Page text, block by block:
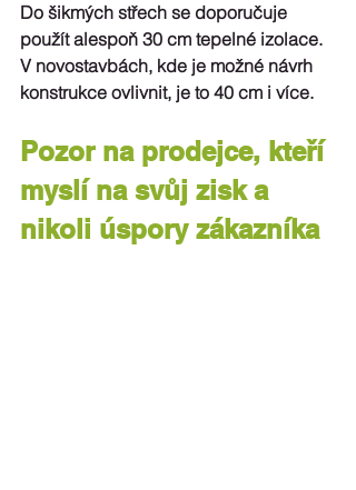
Do šikmých střech se doporučuje
použít alespoň 30 cm tepelné izolace.
V novostavbách, kde je možné návrh
konstrukce ovlivnit, je to 40 cm i více.
Pozor na prodejce, kteří
myslí na svůj zisk a
nikoli úspory zákazníka